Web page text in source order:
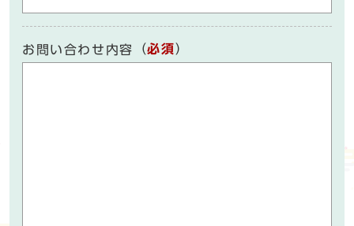
お問い合わせ内容 （必須）